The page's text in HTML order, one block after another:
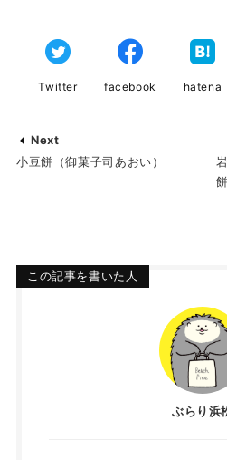
Twitter facebook hatena
Next
小豆餅（御菓子司あおい）
この記事を書いた人
ぶらり浜